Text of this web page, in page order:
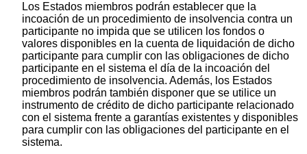
Los Estados miembros podrán establecer que la
incoación de un procedimiento de insolvencia contra un
participante no impida que se utilicen los fondos o
valores disponibles en la cuenta de liquidación de dicho
participante para cumplir con las obligaciones de dicho
participante en el sistema el día de la incoación del
procedimiento de insolvencia. Además, los Estados
miembros podrán también disponer que se utilice un
instrumento de crédito de dicho participante relacionado
con el sistema frente a garantías existentes y disponibles
para cumplir con las obligaciones del participante en el
sistema.